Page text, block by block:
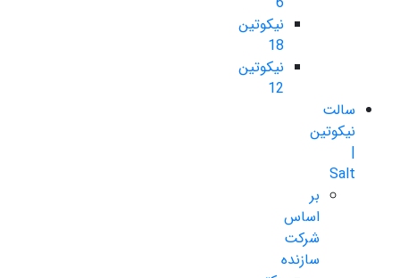
نیکوتین
18
نیکوتین
12
سالت
نیکوتین
|
Salt
بر
اساس
شرکت
سازنده